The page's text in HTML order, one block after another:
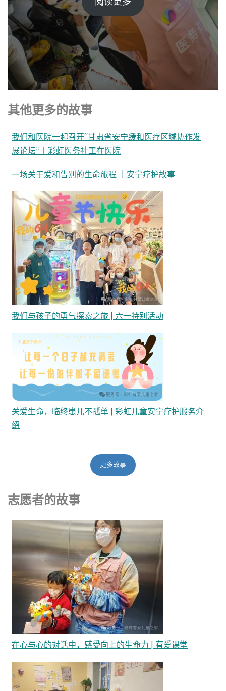
其他更多的故事
我们和医院一起召开“甘肃省安宁缓和医疗区域协作发
展论坛”丨彩虹医务社工在医院
一场关于爱和告别的生命旅程 ｜安宁疗护故事
我们与孩子的勇气探索之旅 | 六一特别活动
关爱生命，临终患儿不孤单 | 彩虹儿童安宁疗护服务介
绍
更多故事
志愿者的故事
在心与心的对话中，感受向上的生命力 | 有爱课堂